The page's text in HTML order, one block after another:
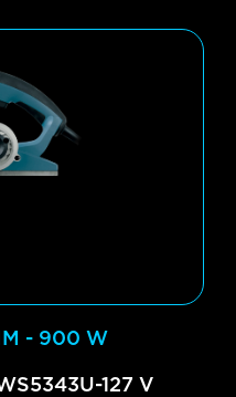
- 900 W
127 V